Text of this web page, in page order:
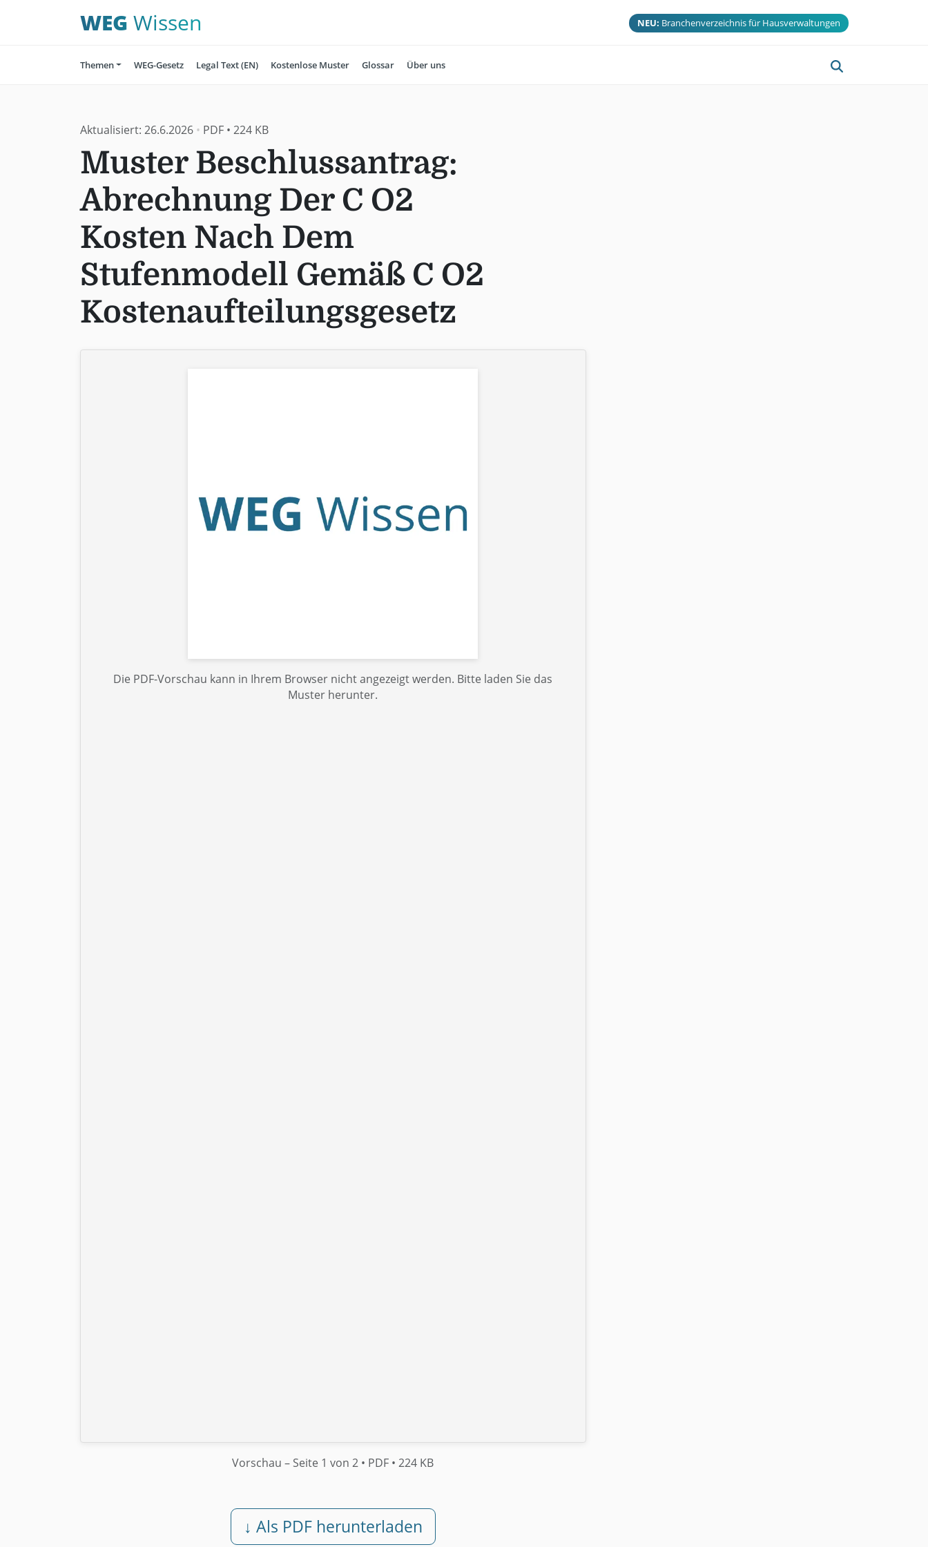
WEG Wissen NEU: Branchenverzeichnis für Hausverwaltungen
Themen WEG-Gesetz Legal Text (EN) Kostenlose Muster Glossar Über uns
Aktualisiert: 26.6.2026• PDF• 224 KB
Muster Beschlussantrag:
Abrechnung Der C O2
Kosten Nach Dem
Stufenmodell Gemäß C O2
Kostenaufteilungsgesetz
Die PDF-Vorschau kann in Ihrem Browser nicht angezeigt werden. Bitte laden Sie das
Muster herunter.
Vorschau – Seite 1 von 2 • PDF • 224 KB
↓ Als PDF herunterladen